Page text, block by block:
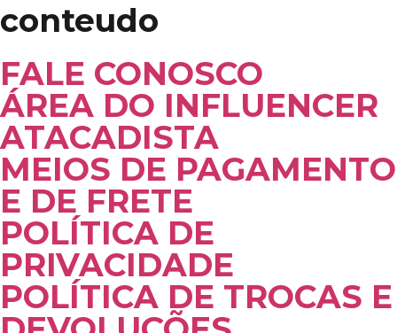
conteudo
FALE CONOSCO
ÁREA DO INFLUENCER
ATACADISTA
MEIOS DE PAGAMENTO
E DE FRETE
POLÍTICA DE
PRIVACIDADE
POLÍTICA DE TROCAS E